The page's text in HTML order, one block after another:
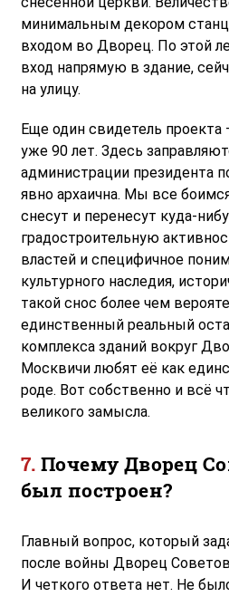
минимальным декором
входом во Дворец. По этой
вход напрямую в здание,
на улицу.
Еще один свидетель проекта
уже 90 лет. Здесь
администрации президента
явно архаична. Мы все
снесут и перенесут куда-
градостроительную
властей и специфичное
культурного наследия,
такой снос более чем
единственный реальный
комплекса зданий вокруг
Москвичи любят её как
роде. Вот собственно и всё
великого замысла.
Почему Дворец
был построен?
Главный вопрос, который
после войны Дворец
И четкого ответа нет. Не